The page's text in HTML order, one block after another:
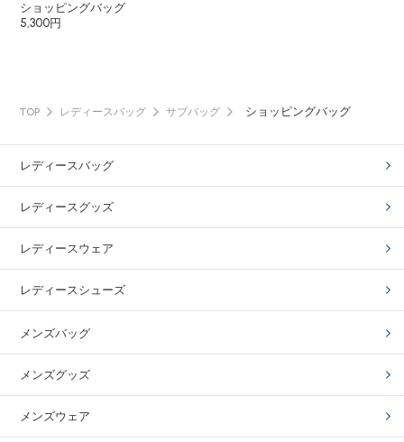
ショッピングバッグ
5,300円
TOP レディースバッグ サブバッグ ショッピングバッグ
レディースバッグ
レディースグッズ
レディースウェア
レディースシューズ
メンズバッグ
メンズグッズ
メンズウェア